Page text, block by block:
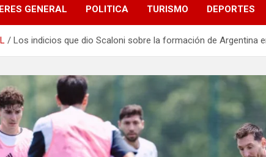
GENERAL POLITICA TURISMO DEPORTES
Los indicios que dio Scaloni sobre la formación de Argentina